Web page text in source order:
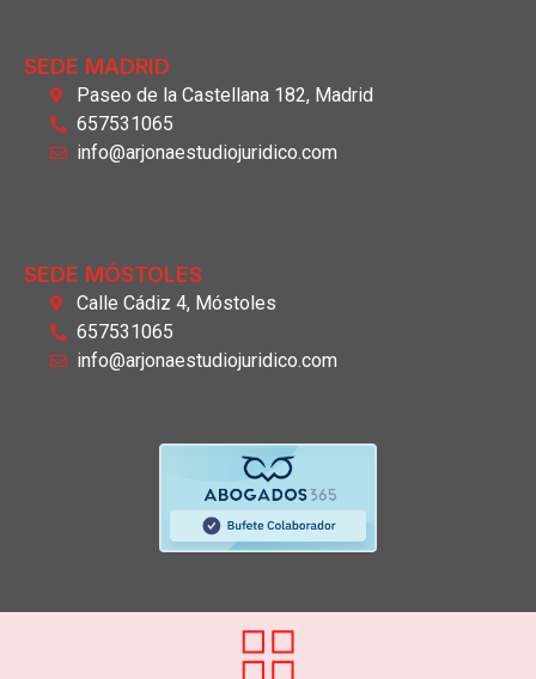
SEDE MADRID
Paseo de la Castellana 182, Madrid
657531065
info@arjonaestudiojuridico.com
SEDE MÓSTOLES
Calle Cádiz 4, Móstoles
657531065
info@arjonaestudiojuridico.com